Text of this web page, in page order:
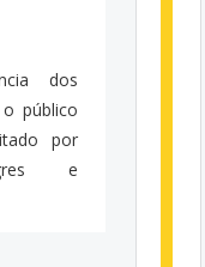
dos
público
por
e